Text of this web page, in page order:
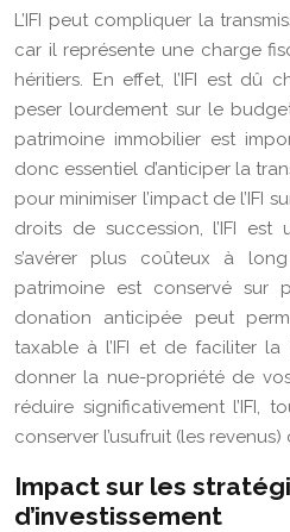
L’IFI peut compliquer la
car il représente une charge
héritiers. En effet, l’IFI est dû
peser lourdement sur le
patrimoine immobilier est
donc essentiel d’anticiper la
pour minimiser l’impact de l’IFI
droits de succession, l’IFI
s’avérer plus coûteux à
patrimoine est conservé sur
donation anticipée peut
taxable à l’IFI et de faciliter la
donner la nue-propriété de
réduire significativement l’IFI,
conserver l’usufruit (les revenus)
Impact sur les
d’investissement